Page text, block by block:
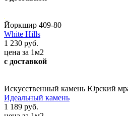
Йоркшир 409-80
White Hills
1 230 руб.
цена за 1м2
с доставкой
Искусственный камень Юрский
Идеальный камень
1 189 руб.